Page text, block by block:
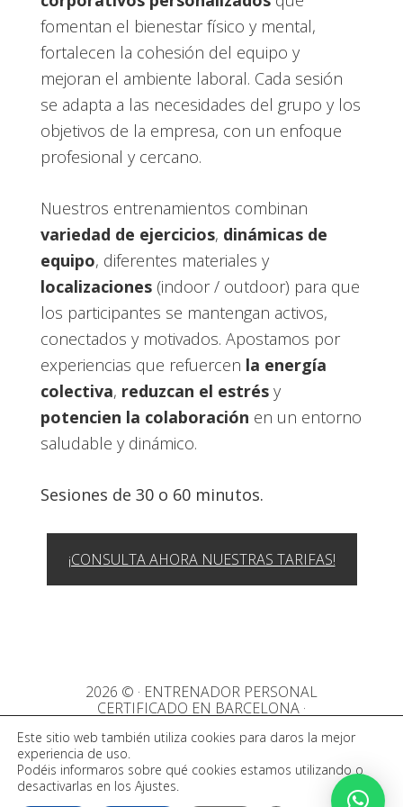
fomentan el bienestar físico y mental,
fortalecen la cohesión del equipo y
mejoran el ambiente laboral. Cada sesión
se adapta a las necesidades del grupo y los
objetivos de la empresa, con un enfoque
profesional y cercano.
Nuestros entrenamientos combinan
variedad de ejercicios, dinámicas de
equipo, diferentes materiales y
localizaciones(indoor / outdoor) para que
los participantes se mantengan activos,
conectados y motivados. Apostamos por
experiencias que refuercen la energía
colectiva, reduzcan el estrésy
potencien la colaboración en un entorno
saludable y dinámico.
Sesiones de 30 o 60 minutos.
¡CONSULTA AHORA NUESTRAS TARIFAS!
2026 © · ENTRENADOR PERSONAL
CERTIFICADO EN BARCELONA ·
Aviso legal Política de privacidad
Política de cookies
Este sitio web también utiliza cookies para daros la mejor
experiencia de uso.
Podéis informaros sobre qué cookies estamos utilizando o
desactivarlas en los Ajustes.
Español Català English